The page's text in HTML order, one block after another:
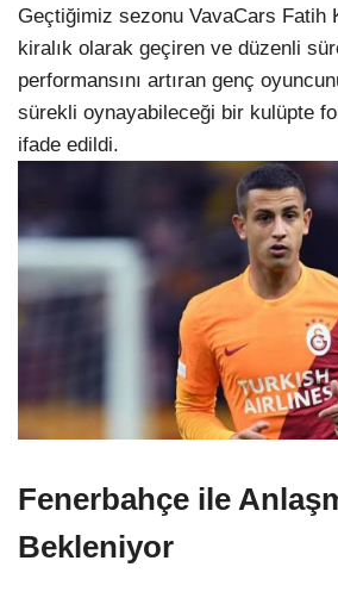
Geçtiğimiz sezonu VavaCars Fatih
kiralık olarak geçiren ve düzenli
performansını artıran genç
sürekli oynayabileceği bir kulüpte
ifade edildi.
Fenerbahçe ile
Bekleniyor